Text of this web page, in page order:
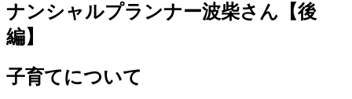
ナンシャルプランナー波柴さん【後
編】
子育てについて